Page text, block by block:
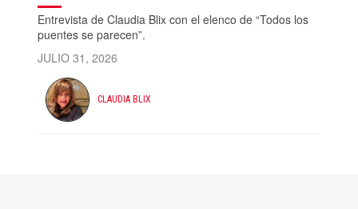
Entrevista de Claudia Blix con el elenco de “Todos los
puentes se parecen”.
JULIO 31, 2026
CLAUDIA BLIX